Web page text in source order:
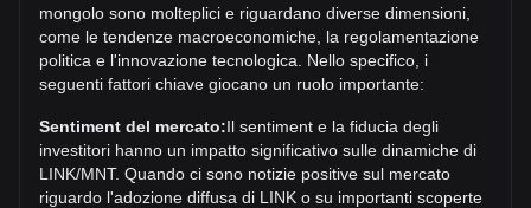
supererà l'attuale massimo storico.
Qual è la tendenza del prezzo di in MNT?
Negli ultimi 7 giorni, il tasso di cambio di Chainlink (LINK) è
aumentato di 0.72%. Nell'ultimo mese, il tasso di cambio di
Chainlink (LINK) è aumentato di 7.77% in rapporto a: Tugrik
mongolo (MNT).
mongolo sono molteplici e riguardano diverse dimensioni,
come le tendenze macroeconomiche, la regolamentazione
politica e l'innovazione tecnologica. Nello specifico, i
seguenti fattori chiave giocano un ruolo importante:
Sentiment del mercato:Il sentiment e la fiducia degli
investitori hanno un impatto significativo sulle dinamiche di
LINK/MNT. Quando ci sono notizie positive sul mercato
riguardo l'adozione diffusa di LINK o su importanti scoperte